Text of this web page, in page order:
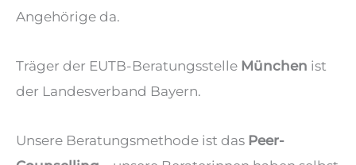
Angehörige da.
Träger der EUTB-Beratungsstelle München ist
der Landesverband Bayern.
Unsere Beratungsmethode ist das Peer-